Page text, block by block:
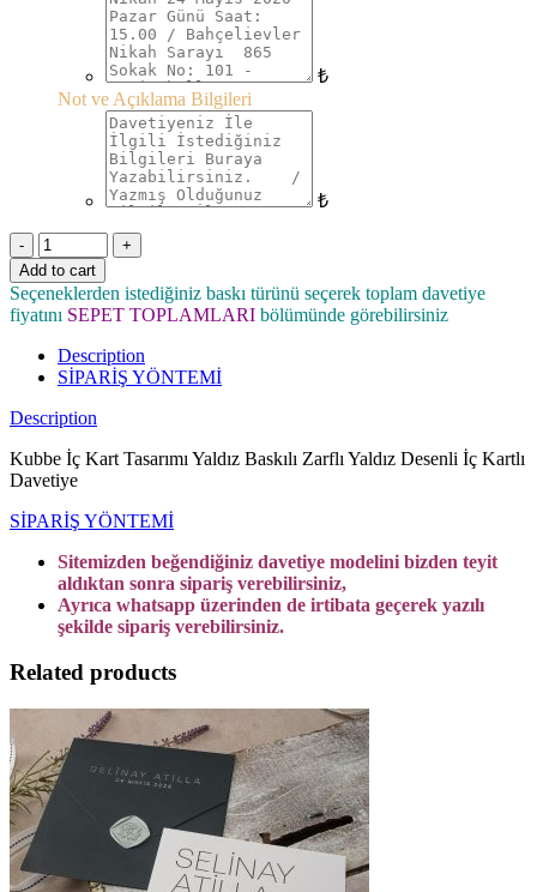
₺
Not ve Açıklama Bilgileri
₺
Quantity
Add to cart
Seçeneklerden istediğiniz baskı türünü seçerek toplam davetiye
fiyatını SEPET TOPLAMLARI bölümünde görebilirsiniz
Description
SİPARİŞ YÖNTEMİ
Description
Kubbe İç Kart Tasarımı Yaldız Baskılı Zarflı Yaldız Desenli İç Kartlı
Davetiye
SİPARİŞ YÖNTEMİ
Sitemizden beğendiğiniz davetiye modelini bizden teyit
aldıktan sonra sipariş verebilirsiniz,
Ayrıca whatsapp üzerinden de irtibata geçerek yazılı
şekilde sipariş verebilirsiniz.
Related products